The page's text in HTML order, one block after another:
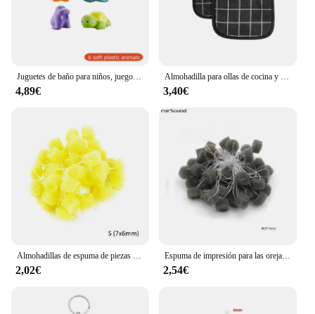
Juguetes de baño para niños, juego de atrapar peces, remo, piscina interactiva para padres e hijos, juguetes para bebés
4,89€
Almohadilla para ollas de cocina y guantes para horno, juego de manoplas térmicas resistentes al calor, anticalor, para cocinar ollas calientes, 2 uds.
3,40€
Almohadillas de espuma de piezas para los oídos, tapones de esponja para los oídos, para tomar impresiones, otobloqueo, 50 unidades
2,02€
Espuma de impresión para las orejas, 50 piezas
2,54€